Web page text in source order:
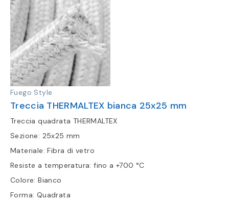
Fuego Style
Treccia THERMALTEX bianca 25x25 mm
Treccia quadrata THERMALTEX
Sezione: 25x25 mm
Materiale: Fibra di vetro
Resiste a temperatura: fino a +700 °C
Colore: Bianco
Forma: Quadrata